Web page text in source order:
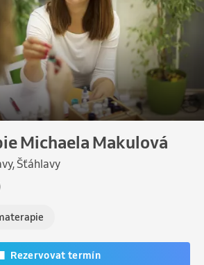
Michaela Makulová
Šťáhlavy
Rezervovat termín